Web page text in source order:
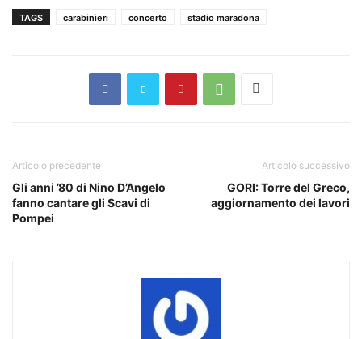
TAGS carabinieri concerto stadio maradona
Articolo precedente
Gli anni ’80 di Nino D’Angelo
fanno cantare gli Scavi di
Pompei
Articolo successivo
GORI: Torre del Greco,
aggiornamento dei lavori